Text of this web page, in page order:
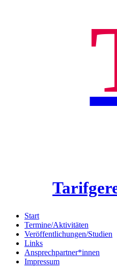
Start
Termine/Aktivitäten
Veröffentlichungen/Studien
Links
Ansprechpartner*innen
Impressum